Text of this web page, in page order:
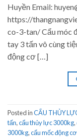
Huyền Email:
https://
co-3-tan/ Cẩu móc
tay 3 tấn vô cùng
động cơ […]
Posted inCẨU THỦY
tấn,cẩu thủy lực 3000kg,
3000kg,cẩu mốc động